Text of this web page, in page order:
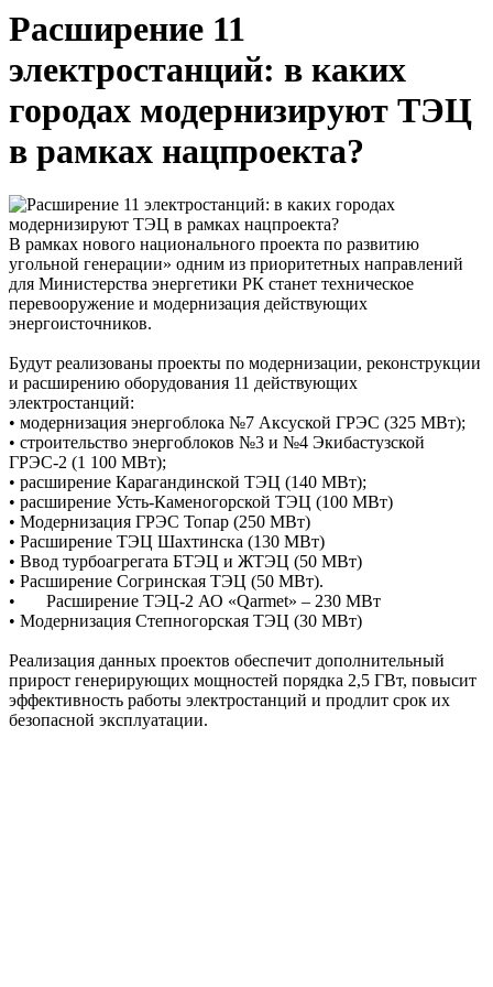
Расширение 11
электростанций: в каких
городах модернизируют ТЭЦ
в рамках нацпроекта?
В рамках нового национального проекта по развитию
угольной генерации» одним из приоритетных направлений
для Министерства энергетики РК станет техническое
перевооружение и модернизация действующих
энергоисточников.
Будут реализованы проекты по модернизации, реконструкции
и расширению оборудования 11 действующих
электростанций:
• модернизация энергоблока №7 Аксуской ГРЭС (325 МВт);
• строительство энергоблоков №3 и №4 Экибастузской
ГРЭС-2 (1 100 МВт);
• расширение Карагандинской ТЭЦ (140 МВт);
• расширение Усть-Каменогорской ТЭЦ (100 МВт)
• Модернизация ГРЭС Топар (250 МВт)
• Расширение ТЭЦ Шахтинска (130 МВт)
• Ввод турбоагрегата БТЭЦ и ЖТЭЦ (50 МВт)
• Расширение Согринская ТЭЦ (50 МВт).
• Расширение ТЭЦ-2 АО «Qarmet» – 230 МВт
• Модернизация Степногорская ТЭЦ (30 МВт)
Реализация данных проектов обеспечит дополнительный
прирост генерирующих мощностей порядка 2,5 ГВт, повысит
эффективность работы электростанций и продлит срок их
безопасной эксплуатации.